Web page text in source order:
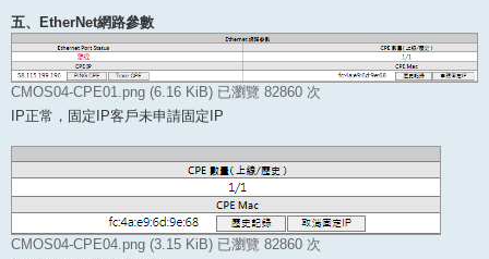
五、EtherNet網路參數
CMOS04-CPE01.png (6.16 KiB) 已瀏覽 82860 次
IP正常，固定IP客戶未申請固定IP
CMOS04-CPE04.png (3.15 KiB) 已瀏覽 82860 次